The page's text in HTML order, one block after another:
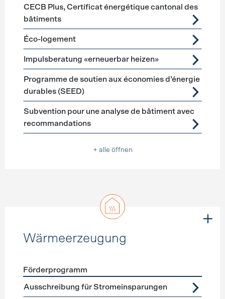
CECB Plus, Certificat énergétique cantonal des
bâtiments
Éco-logement
Impulsberatung «erneuerbar heizen»
Programme de soutien aux économies d’énergie
durables (SEED)
Subvention pour une analyse de bâtiment avec
recommandations
+ alle öffnen
Wärmeerzeugung
Förderprogramme Wärmeerzeugung
Förderprogramm
Ausschreibung für Stromeinsparungen